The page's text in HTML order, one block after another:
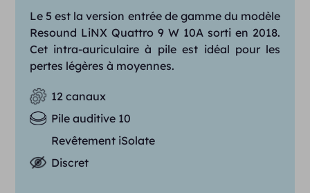
Le 5 est la version entrée de gamme du modèle
Resound LiNX Quattro 9 W 10A sorti en 2018.
Cet intra-auriculaire à pile est idéal pour les
pertes légères à moyennes.
12 canaux
Pile auditive 10
Revêtement iSolate
Discret